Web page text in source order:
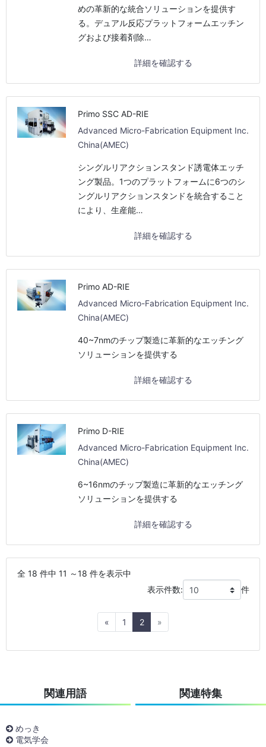
めの革新的な統合ソリューションを提供す
る。デュアル反応プラットフォームエッチン
グおよび接着剤除…
詳細を確認する
Primo SSC AD-RIE
Advanced Micro-Fabrication Equipment Inc.
China(AMEC)
シングルリアクションスタンド誘電体エッチ
ング製品。1つのプラットフォームに6つのシ
ングルリアクションスタンドを統合すること
により、生産能…
詳細を確認する
Primo AD-RIE
Advanced Micro-Fabrication Equipment Inc.
China(AMEC)
40~7nmのチップ製造に革新的なエッチング
ソリューションを提供する
詳細を確認する
Primo D-RIE
Advanced Micro-Fabrication Equipment Inc.
China(AMEC)
6~16nmのチップ製造に革新的なエッチング
ソリューションを提供する
詳細を確認する
全 18 件中 11 ～18 件を表示中
表示件数:
件
«Previous
1 2 »Next
関連用語 関連特集
めっき
電気学会